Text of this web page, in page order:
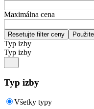
Maximálna cena
Typ izby
Typ izby
Typ izby
Všetky typy